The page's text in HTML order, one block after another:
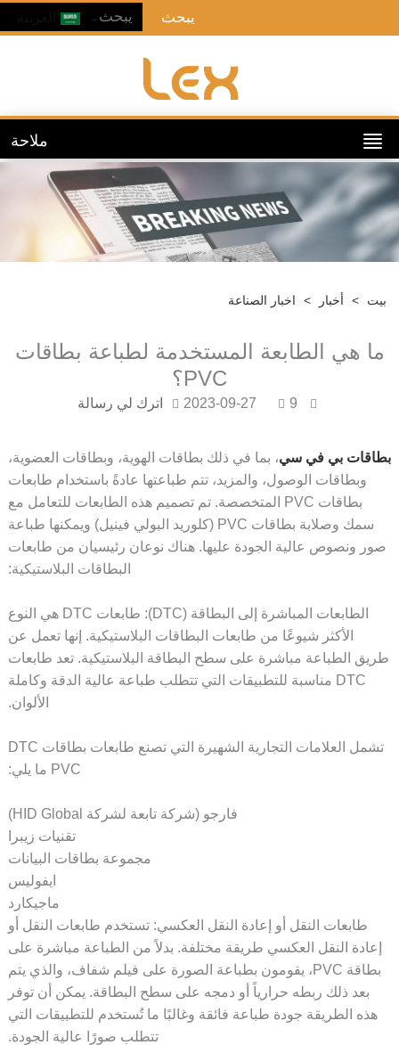
العربية
ملاحة
> أخبار > اخبار الصناعة
هي الطابعة المستخدمة لطباعة بطاقات
PVC؟
2023-09-27 9 اترك لي رسالة
بي في سي، بما في ذلك بطاقات الهوية، وبطاقات العضوية،
وبطاقات الوصول، والمزيد، تتم طباعتها عادةً باستخدام طابعات
بطاقات PVC المتخصصة. تم تصميم هذه الطابعات للتعامل مع
سمك وصلابة بطاقات PVC (كلوريد البولي فينيل) ويمكنها طباعة
ونصوص عالية الجودة عليها. هناك نوعان رئيسيان من طابعات
البطاقات البلاستيكية:
الطابعات المباشرة إلى البطاقة (DTC): طابعات DTC هي النوع
الأكثر شيوعًا من طابعات البطاقات البلاستيكية. إنها تعمل عن
الطباعة مباشرة على سطح البطاقة البلاستيكية. تعد طابعات
DTC مناسبة للتطبيقات التي تتطلب طباعة عالية الدقة وكاملة
الألوان.
تشمل العلامات التجارية الشهيرة التي تصنع طابعات بطاقات DTC
PVC ما يلي:
فارجو (شركة تابعة لشركة HID Global)
تقنيات زيبرا
مجموعة بطاقات البيانات
ايفوليس
ماجيكارد
طابعات النقل أو إعادة النقل العكسي: تستخدم طابعات النقل أو
النقل العكسي طريقة مختلفة. بدلاً من الطباعة مباشرة على
بطاقة PVC، يقومون بطباعة الصورة على فيلم شفاف، والذي يتم
بعد ذلك ربطه حرارياً أو دمجه على سطح البطاقة. يمكن أن توفر
هذه الطريقة جودة طباعة فائقة وغالبًا ما تُستخدم للتطبيقات التي
تتطلب صورًا عالية الجودة.